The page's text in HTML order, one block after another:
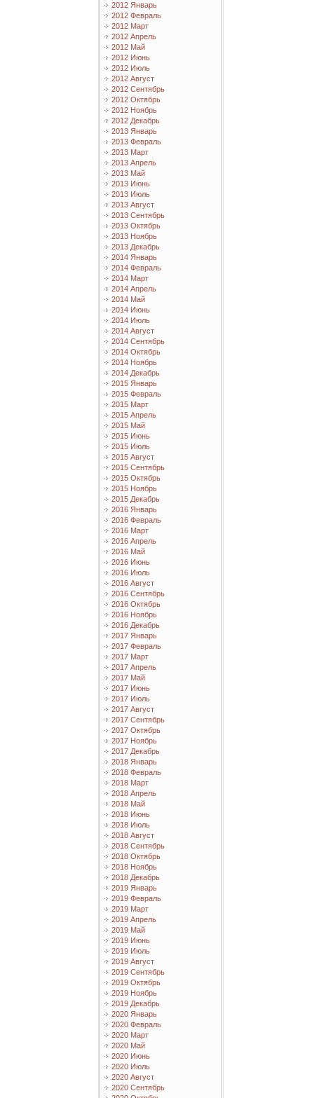
2012 Январь
2012 Февраль
2012 Март
2012 Апрель
2012 Май
2012 Июнь
2012 Июль
2012 Август
2012 Сентябрь
2012 Октябрь
2012 Ноябрь
2012 Декабрь
2013 Январь
2013 Февраль
2013 Март
2013 Апрель
2013 Май
2013 Июнь
2013 Июль
2013 Август
2013 Сентябрь
2013 Октябрь
2013 Ноябрь
2013 Декабрь
2014 Январь
2014 Февраль
2014 Март
2014 Апрель
2014 Май
2014 Июнь
2014 Июль
2014 Август
2014 Сентябрь
2014 Октябрь
2014 Ноябрь
2014 Декабрь
2015 Январь
2015 Февраль
2015 Март
2015 Апрель
2015 Май
2015 Июнь
2015 Июль
2015 Август
2015 Сентябрь
2015 Октябрь
2015 Ноябрь
2015 Декабрь
2016 Январь
2016 Февраль
2016 Март
2016 Апрель
2016 Май
2016 Июнь
2016 Июль
2016 Август
2016 Сентябрь
2016 Октябрь
2016 Ноябрь
2016 Декабрь
2017 Январь
2017 Февраль
2017 Март
2017 Апрель
2017 Май
2017 Июнь
2017 Июль
2017 Август
2017 Сентябрь
2017 Октябрь
2017 Ноябрь
2017 Декабрь
2018 Январь
2018 Февраль
2018 Март
2018 Апрель
2018 Май
2018 Июнь
2018 Июль
2018 Август
2018 Сентябрь
2018 Октябрь
2018 Ноябрь
2018 Декабрь
2019 Январь
2019 Февраль
2019 Март
2019 Апрель
2019 Май
2019 Июнь
2019 Июль
2019 Август
2019 Сентябрь
2019 Октябрь
2019 Ноябрь
2019 Декабрь
2020 Январь
2020 Февраль
2020 Март
2020 Май
2020 Июнь
2020 Июль
2020 Август
2020 Сентябрь